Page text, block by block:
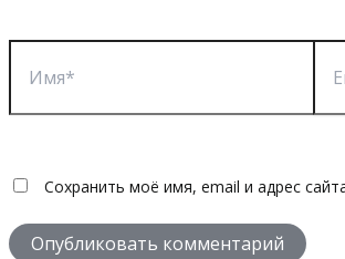
Имя*
Сохранить моё имя, email и адрес